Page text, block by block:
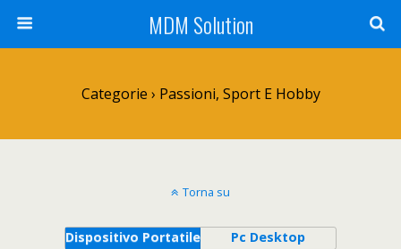
MDM Solution
Categorie › Passioni, Sport E Hobby
Torna su
Dispositivo Portatile Pc Desktop